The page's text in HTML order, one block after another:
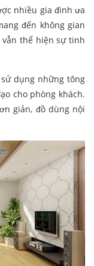
nhiều gia đình ưa
đến không gian
vẫn thể hiện sự tinh
dụng những tông
cho phòng khách.
giản, đồ dùng nội